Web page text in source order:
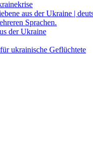
aus der Ukraine |
Sprachen.
der Ukraine
ukrainische Geflüchtete